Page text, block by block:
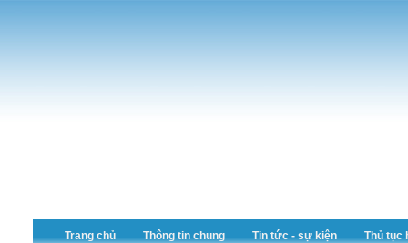
Trang chủ Thông tin chung Tin tức - sự kiện Thủ tục